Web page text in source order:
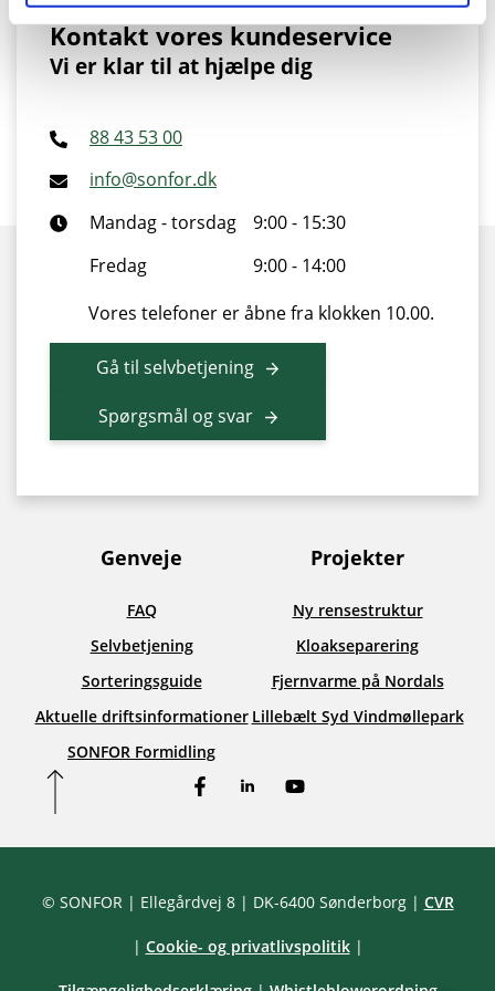
Kontakt vores kundeservice
Vi er klar til at hjælpe dig
88 43 53 00
info@sonfor.dk
Mandag - torsdag
9:00 - 15:30
Fredag
9:00 - 14:00
Vores telefoner er åbne fra klokken 10.00.
Gå til selvbetjening
Spørgsmål og svar
Genveje
FAQ
Selvbetjening
Sorteringsguide
Aktuelle driftsinformationer
SONFOR Formidling
Projekter
Ny rensestruktur
Kloakseparering
Fjernvarme på Nordals
Lillebælt Syd Vindmøllepark
FacebookLinkedInYouTube
© SONFOR | Ellegårdvej 8 | DK-6400 Sønderborg | CVR
| Cookie- og privatlivspolitik |